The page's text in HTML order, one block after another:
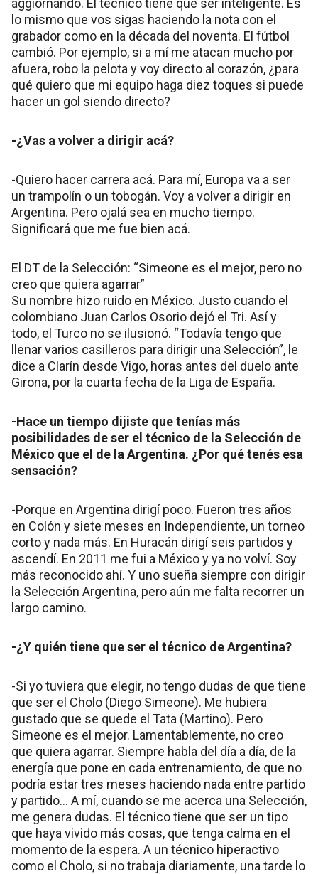
aggiornando. El técnico tiene que ser inteligente. Es
lo mismo que vos sigas haciendo la nota con el
grabador como en la década del noventa. El fútbol
cambió. Por ejemplo, si a mí me atacan mucho por
afuera, robo la pelota y voy directo al corazón, ¿para
qué quiero que mi equipo haga diez toques si puede
hacer un gol siendo directo?
-¿Vas a volver a dirigir acá?
-Quiero hacer carrera acá. Para mí, Europa va a ser
un trampolín o un tobogán. Voy a volver a dirigir en
Argentina. Pero ojalá sea en mucho tiempo.
Significará que me fue bien acá.
El DT de la Selección: “Simeone es el mejor, pero no
creo que quiera agarrar”
Su nombre hizo ruido en México. Justo cuando el
colombiano Juan Carlos Osorio dejó el Tri. Así y
todo, el Turco no se ilusionó. “Todavía tengo que
llenar varios casilleros para dirigir una Selección”, le
dice a Clarín desde Vigo, horas antes del duelo ante
Girona, por la cuarta fecha de la Liga de España.
-Hace un tiempo dijiste que tenías más
posibilidades de ser el técnico de la Selección de
México que el de la Argentina. ¿Por qué tenés esa
sensación?
-Porque en Argentina dirigí poco. Fueron tres años
en Colón y siete meses en Independiente, un torneo
corto y nada más. En Huracán dirigí seis partidos y
ascendí. En 2011 me fui a México y ya no volví. Soy
más reconocido ahí. Y uno sueña siempre con dirigir
la Selección Argentina, pero aún me falta recorrer un
largo camino.
-¿Y quién tiene que ser el técnico de Argentina?
-Si yo tuviera que elegir, no tengo dudas de que tiene
que ser el Cholo (Diego Simeone). Me hubiera
gustado que se quede el Tata (Martino). Pero
Simeone es el mejor. Lamentablemente, no creo
que quiera agarrar. Siempre habla del día a día, de la
energía que pone en cada entrenamiento, de que no
podría estar tres meses haciendo nada entre partido
y partido… A mí, cuando se me acerca una Selección,
me genera dudas. El técnico tiene que ser un tipo
que haya vivido más cosas, que tenga calma en el
momento de la espera. A un técnico hiperactivo
como el Cholo, si no trabaja diariamente, una tarde lo